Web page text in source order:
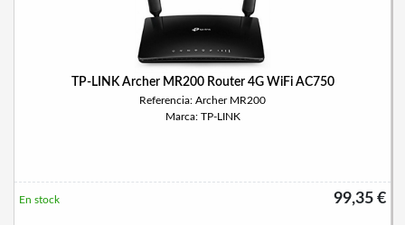
TP-LINK Archer MR200 Router 4G WiFi AC750
Referencia: Archer MR200
Marca: TP-LINK
99,35 €
En stock